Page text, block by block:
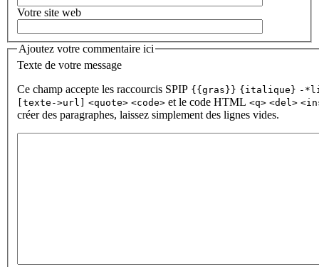
Votre site web
Ajoutez votre commentaire ici
Texte de votre message
Ce champ accepte les raccourcis SPIP {{gras}} {italique} -
[texte->url]
<quote> <code> et le code HTML <q> <del>
créer des paragraphes, laissez simplement des lignes vides.